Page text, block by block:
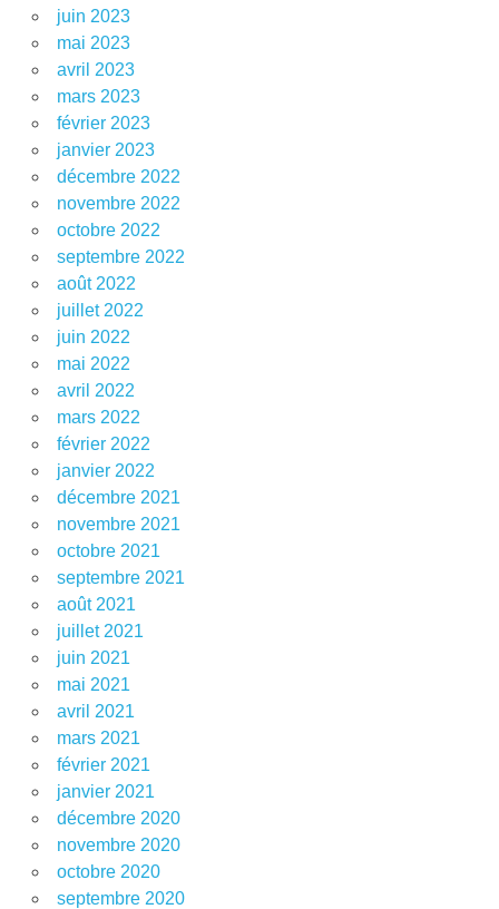
juin 2023
mai 2023
avril 2023
mars 2023
février 2023
janvier 2023
décembre 2022
novembre 2022
octobre 2022
septembre 2022
août 2022
juillet 2022
juin 2022
mai 2022
avril 2022
mars 2022
février 2022
janvier 2022
décembre 2021
novembre 2021
octobre 2021
septembre 2021
août 2021
juillet 2021
juin 2021
mai 2021
avril 2021
mars 2021
février 2021
janvier 2021
décembre 2020
novembre 2020
octobre 2020
septembre 2020